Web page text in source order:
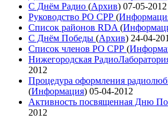
С Днём Радио (Архив) 07-05-2012
Руководство РО СРР (
Список районов RDA (
С Днём Победы (Архив) 24-04-
Список членов РО СРР (
Нижегородская
2012
Процедура оформления
(Информация) 05-04-2012
Активность посвященная Дню
2012